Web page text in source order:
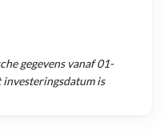
gegevens vanaf01-
is